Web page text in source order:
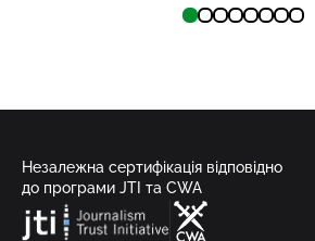
Незалежна сертифікація відповідно
до програми JTI та CWA